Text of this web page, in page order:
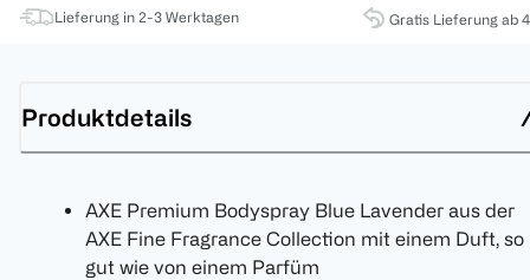
Lieferung in 2-3 Werktagen Gratis Lieferung ab
Produktdetails
AXE Premium Bodyspray Blue Lavender aus der
AXE Fine Fragrance Collection mit einem Duft, so
gut wie von einem Parfüm